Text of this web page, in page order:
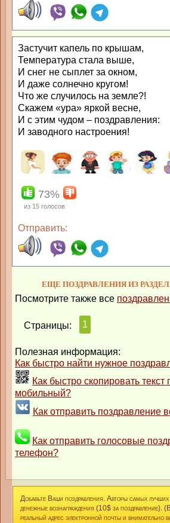
Застучит капель по крышам,
Температура стала выше,
И снег не сыплет за окном,
И даже солнечно кругом!
Что же случилось на земле?!
Скажем «ура» яркой весне,
И с этим чудом – поздравления:
И заводного настроения!
73%
из 15 голосов
Отправить:
ЕЩЕ ПОЗДРАВЛЕНИЯ ИЗ
Посмотрите также все
Страницы: 1
Полезная информация:
Как быстро найти нужное
Как быстро скопировать
мобильный?
Как отправить поздравление
Как отправить голосовые
телефон?
Добавьте Ваши поздравления. Авторы самых лучших
денежные вознаграждения (10$ за поздравление).
реальный адрес электронной почты и внимательно